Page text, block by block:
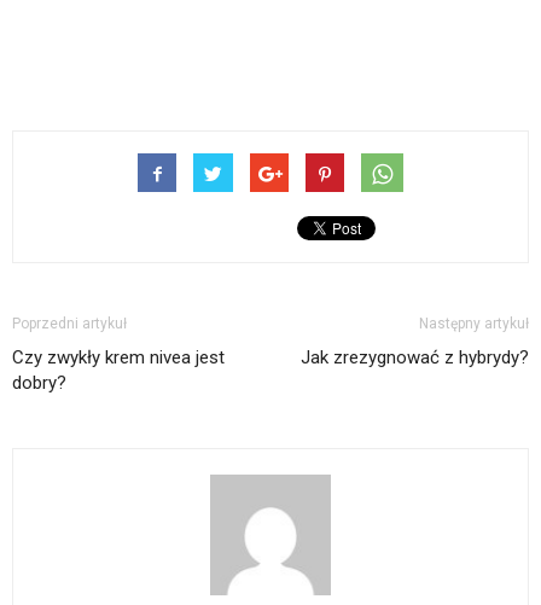
Poprzedni artykuł
Czy zwykły krem nivea jest
dobry?
Następny artykuł
Jak zrezygnować z hybrydy?